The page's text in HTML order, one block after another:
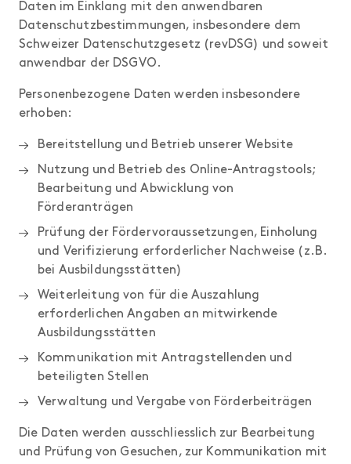
Daten im Einklang mit den anwendbaren
Datenschutzbestimmungen, insbesondere dem
Schweizer Datenschutzgesetz (revDSG) und soweit
anwendbar der DSGVO.
Personenbezogene Daten werden insbesondere
erhoben:
Bereitstellung und Betrieb unserer Website
Nutzung und Betrieb des Online-Antragstools;
Bearbeitung und Abwicklung von
Förderanträgen
Prüfung der Fördervoraussetzungen, Einholung
und Verifizierung erforderlicher Nachweise (z.B.
bei Ausbildungsstätten)
Weiterleitung von für die Auszahlung
erforderlichen Angaben an mitwirkende
Ausbildungsstätten
Kommunikation mit Antragstellenden und
beteiligten Stellen
Verwaltung und Vergabe von Förderbeiträgen
Die Daten werden ausschliesslich zur Bearbeitung
und Prüfung von Gesuchen, zur Kommunikation mit